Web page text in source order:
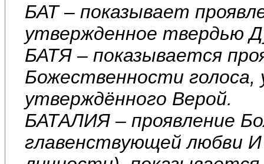
БАТ – показывает
утвержденное твердью
БАТЯ – показывается
Божественности
утверждённого Верой.
БАТАЛИЯ – проявление
главенствующей любви